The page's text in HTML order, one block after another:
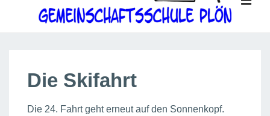
Die Skifahrt
Die 24. Fahrt geht erneut auf den Sonnenkopf.